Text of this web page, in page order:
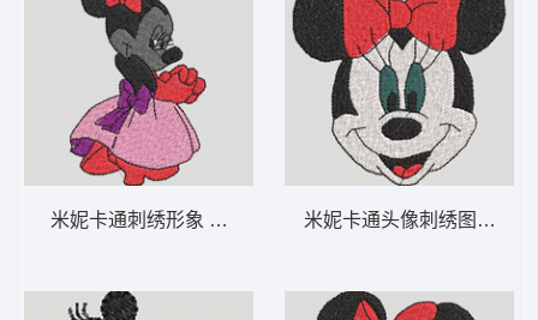
米妮卡通刺绣形象 米妮 50-DST格式米妮卡通头像刺绣图案 米